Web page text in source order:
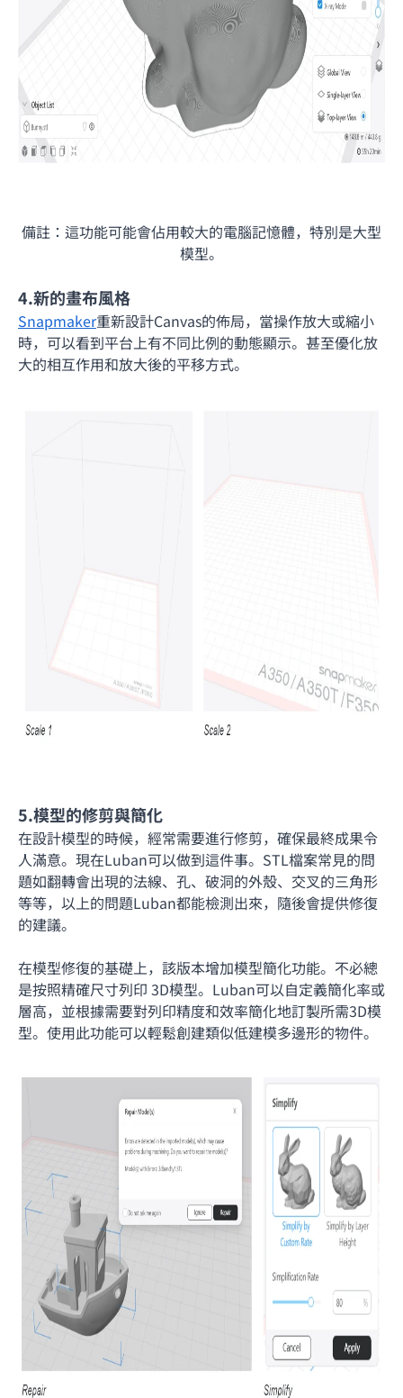
備註：這功能可能會佔用較大的電腦記憶體，特別是大型
模型。
4.新的畫布風格
Snapmaker重新設計Canvas的佈局，當操作放大或縮小
時，可以看到平台上有不同比例的動態顯示。甚至優化放
大的相互作用和放大後的平移方式。
5.模型的修剪與簡化
在設計模型的時候，經常需要進行修剪，確保最終成果令
人滿意。現在Luban可以做到這件事。STL檔案常見的問
題如翻轉會出現的法線、孔、破洞的外殼、交叉的三角形
等等，以上的問題Luban都能檢測出來，隨後會提供修復
的建議。
在模型修復的基礎上，該版本增加模型簡化功能。不必總
是按照精確尺寸列印 3D模型。Luban可以自定義簡化率或
層高，並根據需要對列印精度和效率簡化地訂製所需3D模
型。使用此功能可以輕鬆創建類似低建模多邊形的物件。